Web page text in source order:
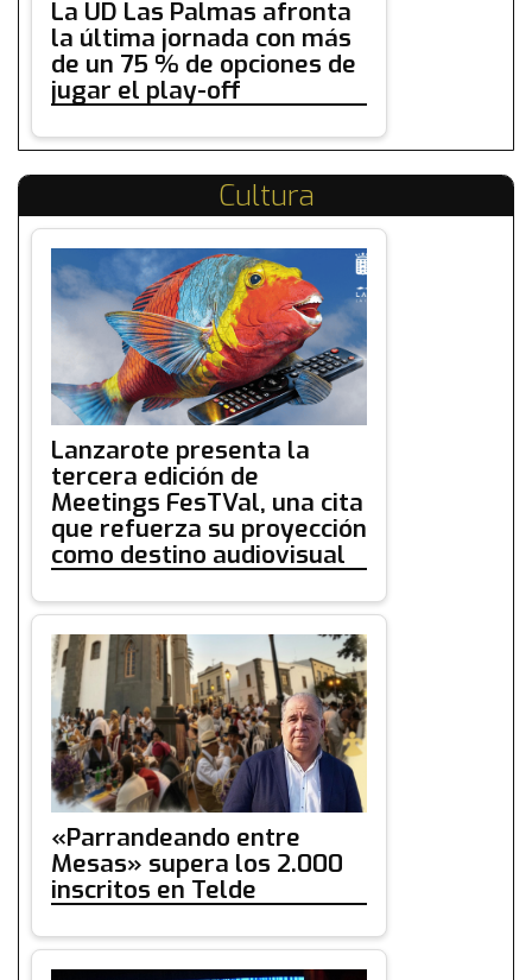
La UD Las Palmas afronta
la última jornada con más
de un 75 % de opciones de
jugar el play-off
Cultura
Lanzarote presenta la
tercera edición de
Meetings FesTVal, una cita
que refuerza su proyección
como destino audiovisual
«Parrandeando entre
Mesas» supera los 2.000
inscritos en Telde